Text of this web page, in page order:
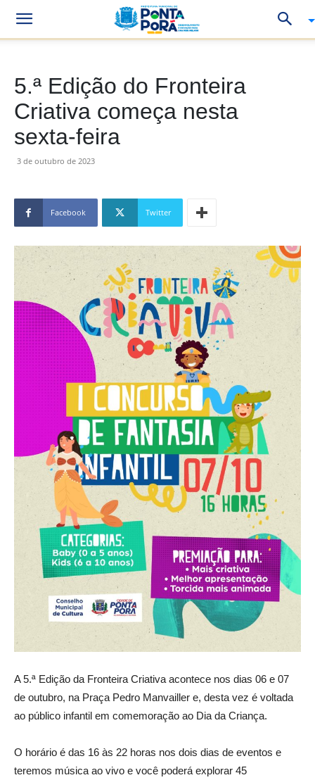
5.ª Edição do Fronteira
Criativa começa nesta
sexta-feira
3 de outubro de 2023
Facebook Twitter
A 5.ª Edição da Fronteira Criativa acontece nos dias 06 e 07
de outubro, na Praça Pedro Manvailler e, desta vez é voltada
ao público infantil em comemoração ao Dia da Criança.
O horário é das 16 às 22 horas nos dois dias de eventos e
teremos música ao vivo e você poderá explorar 45